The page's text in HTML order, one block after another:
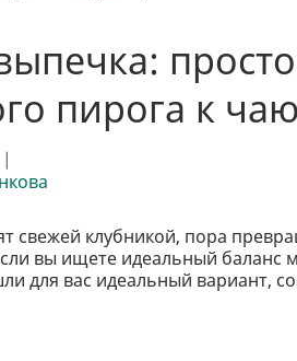
пирога к чаю
свежей клубникой, пора
вы ищете идеальный баланс
для вас идеальный вариант,